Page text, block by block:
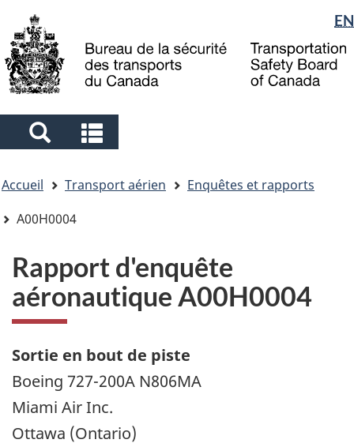
to
main
to
"About
government"
à
la
Sélection
de
la
langue
EN
Search
and
menus
and
menus
êtes
ici
Accueil Transport aérien
Enquêtes et rapports
A00H0004
Rapport d'enquête
aéronautique A00H0004
Sortie en bout de piste
Boeing 727-200A N806MA
Miami Air Inc.
Ottawa (Ontario)